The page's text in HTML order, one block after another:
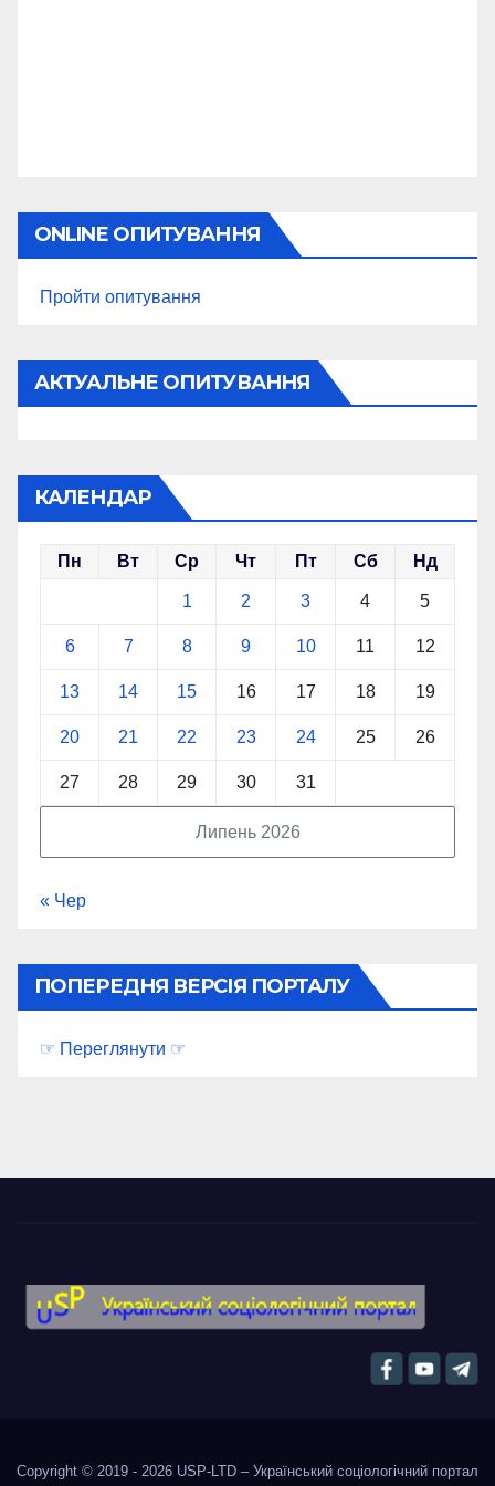
ONLINE ОПИТУВАННЯ
Пройти опитування
АКТУАЛЬНЕ ОПИТУВАННЯ
КАЛЕНДАР
Липень 2026
Пн Вт Ср Чт Пт Сб Нд
1 2 3 4 5
6 7 8 9 10 11 12
13 14 15 16 17 18 19
20 21 22 23 24 25 26
27 28 29 30 31
« Чер
ПОПЕРЕДНЯ ВЕРСІЯ ПОРТАЛУ
☞ Переглянути ☞
Copyright © 2019 - 2026 USP-LTD – Український соціологічний портал